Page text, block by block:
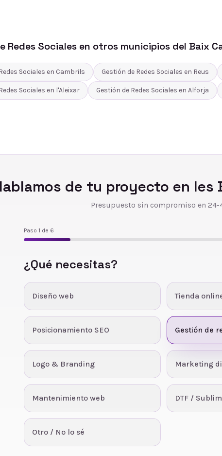
Redes Sociales en otros municipios del Baix
Sociales en Cambrils Gestión de Redes Sociales en Reus
Sociales en l'Aleixar Gestión de Redes Sociales en Alforja
de tu proyecto en les
Presupuesto sin compromiso en 24-
Paso 1 de 6
¿Qué necesitas?
Diseño web Tienda
Posicionamiento SEO Gestión de
Logo & Branding Marketing
Mantenimiento web DTF /
Otro / No lo sé